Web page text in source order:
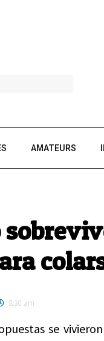
AMATEURS
8:30 am
se